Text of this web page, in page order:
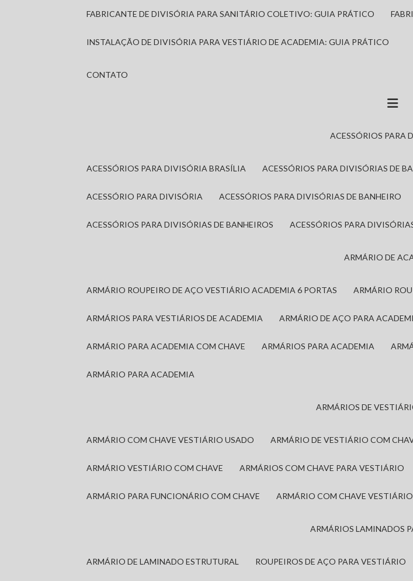
FABRICANTE DE DIVISÓRIA PARA SANITÁRIO COLETIVO: GUIA PRÁTICO
INSTALAÇÃO DE DIVISÓRIA PARA VESTIÁRIO DE ACADEMIA: GUIA PRÁTICO
CONTATO
ACESSÓRIOS PARA
ACESSÓRIOS PARA DIVISÓRIA BRASÍLIA ACESSÓRIOS PARA DIVISÓRIAS DE
ACESSÓRIO PARA DIVISÓRIA ACESSÓRIOS PARA DIVISÓRIAS DE BANHEIRO
ACESSÓRIOS PARA DIVISÓRIAS DE BANHEIROS ACESSÓRIOS PARA
ARMÁRIO DE
ARMÁRIO ROUPEIRO DE AÇO VESTIÁRIO ACADEMIA 6 PORTAS ARMÁRIO
ARMÁRIOS PARA VESTIÁRIOS DE ACADEMIA ARMÁRIO DE AÇO PARA
ARMÁRIO PARA ACADEMIA COM CHAVE ARMÁRIOS PARA ACADEMIA
ARMÁRIO PARA ACADEMIA
ARMÁRIOS DE
ARMÁRIO COM CHAVE VESTIÁRIO USADO ARMÁRIO DE VESTIÁRIO COM
ARMÁRIO VESTIÁRIO COM CHAVE ARMÁRIOS COM CHAVE PARA VESTIÁRIO
ARMÁRIO PARA FUNCIONÁRIO COM CHAVE ARMÁRIO COM CHAVE VESTIÁRIO
ARMÁRIOS LAMINADOS
ARMÁRIO DE LAMINADO ESTRUTURAL ROUPEIROS DE AÇO PARA VESTIÁRIO